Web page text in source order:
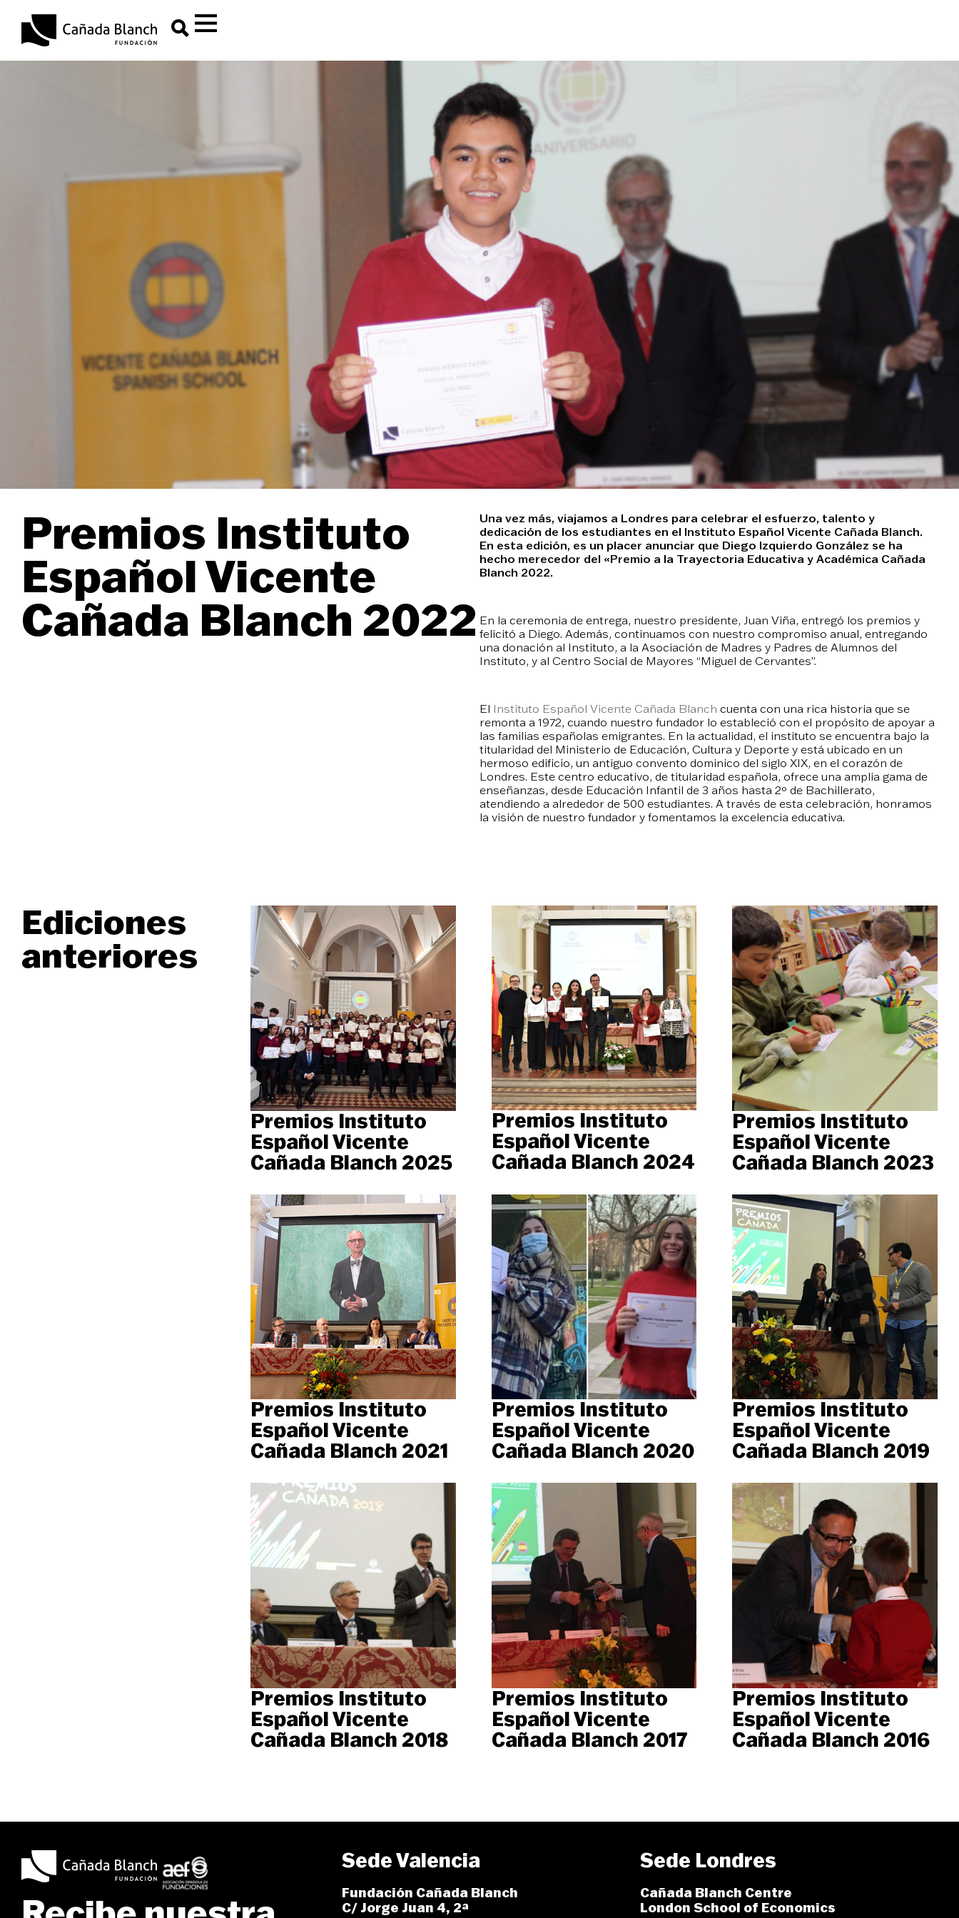
Premios Instituto
Español Vicente
Cañada Blanch 2022
Una vez más, viajamos a Londres para celebrar el esfuerzo, talento y
dedicación de los estudiantes en el Instituto Español Vicente Cañada Blanch.
En esta edición, es un placer anunciar que Diego Izquierdo González se ha
hecho merecedor del «Premio a la Trayectoria Educativa y Académica Cañada
Blanch 2022.
En la ceremonia de entrega, nuestro presidente, Juan Viña, entregó los premios y
felicitó a Diego. Además, continuamos con nuestro compromiso anual, entregando
una donación al Instituto, a la Asociación de Madres y Padres de Alumnos del
Instituto, y al Centro Social de Mayores “Miguel de Cervantes”.
El Instituto Español Vicente Cañada Blanch cuenta con una rica historia que se
remonta a 1972, cuando nuestro fundador lo estableció con el propósito de apoyar a
las familias españolas emigrantes. En la actualidad, el instituto se encuentra bajo la
titularidad del Ministerio de Educación, Cultura y Deporte y está ubicado en un
hermoso edificio, un antiguo convento dominico del siglo XIX, en el corazón de
Londres. Este centro educativo, de titularidad española, ofrece una amplia gama de
enseñanzas, desde Educación Infantil de 3 años hasta 2º de Bachillerato,
atendiendo a alrededor de 500 estudiantes. A través de esta celebración, honramos
la visión de nuestro fundador y fomentamos la excelencia educativa.
Ediciones
anteriores
Premios Instituto
Español Vicente
Cañada Blanch 2025
Premios Instituto
Español Vicente
Cañada Blanch 2024
Premios Instituto
Español Vicente
Cañada Blanch 2023
Premios Instituto
Español Vicente
Cañada Blanch 2021
Premios Instituto
Español Vicente
Cañada Blanch 2020
Premios Instituto
Español Vicente
Cañada Blanch 2019
Premios Instituto
Español Vicente
Cañada Blanch 2018
Premios Instituto
Español Vicente
Cañada Blanch 2017
Premios Instituto
Español Vicente
Cañada Blanch 2016
Sede Valencia
Fundación Cañada Blanch
C/ Jorge Juan 4, 2ª
Sede Londres
Cañada Blanch Centre
London School of Economics